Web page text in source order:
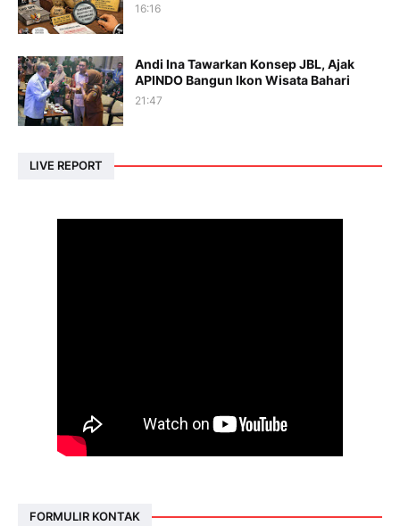
16:16
Andi Ina Tawarkan Konsep JBL, Ajak
APINDO Bangun Ikon Wisata Bahari
21:47
LIVE REPORT
FORMULIR KONTAK